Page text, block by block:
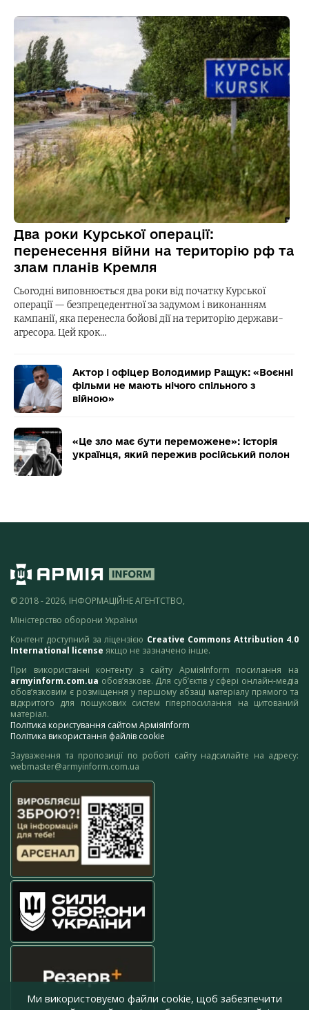
Два роки Курської операції:
перенесення війни на територію рф та
злам планів Кремля
Сьогодні виповнюється два роки від початку Курської
операції — безпрецедентної за задумом і виконанням
кампанії, яка перенесла бойові дії на територію держави-
агресора. Цей крок…
Актор і офіцер Володимир Ращук: «Воєнні
фільми не мають нічого спільного з
війною»
«Це зло має бути переможене»: історія
українця, який пережив російський полон
© 2018 - 2026, ІНФОРМАЦІЙНЕ АГЕНТСТВО,
Міністерство оборони України
Контент доступний за ліцензією Creative Commons Attribution 4.0
International license якщо не зазначено інше.
При використанні контенту з сайту АрміяInform посилання на
armyinform.com.ua обов’язкове. Для суб’єктів у сфері онлайн-медіа
обов’язковим є розміщення у першому абзаці матеріалу прямого та
відкритого для пошукових систем гіперпосилання на цитований
матеріал.
Політика користування сайтом АрміяInform
Політика використання файлів cookie
Зауваження та пропозиції по роботі сайту надсилайте на адресу:
webmaster@armyinform.com.ua
Ми використовуємо файли cookie, щоб забезпечити